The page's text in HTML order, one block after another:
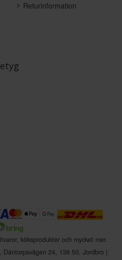
Returinformation
köksprodukter och mycket mer.
, Dåntorpsvägen 24, 136 50, Jordbro |